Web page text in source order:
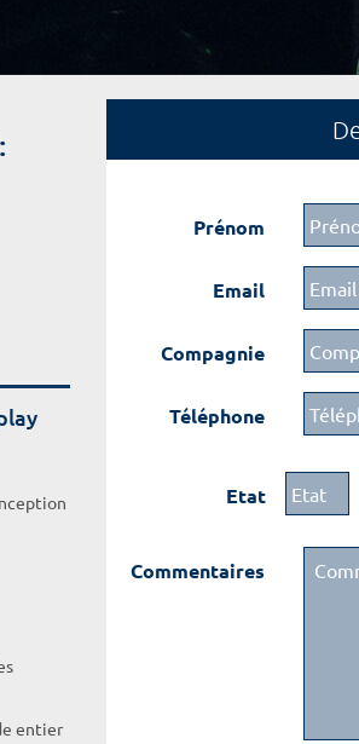
entier
Prénom
Email
Compagnie
Téléphone
Etat
Commentaires